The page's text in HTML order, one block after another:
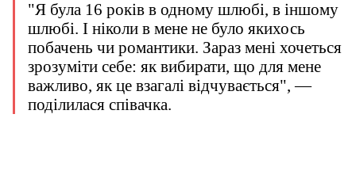
"Я була 16 років в одному шлюбі, в іншому
шлюбі. І ніколи в мене не було якихось
побачень чи романтики. Зараз мені хочеться
зрозуміти себе: як вибирати, що для мене
важливо, як це взагалі відчувається", —
поділилася співачка.